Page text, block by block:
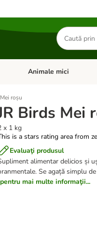
Căutare
produse
cu categorii: Pisici
Deschideți meniul cu
Animale mici
roșu
Birds Mei
x 1 kg
is a stars rating area from
Evaluaţi produsul
alimentar delicios și
Se agață simplu
pentru mai multe informaţii...